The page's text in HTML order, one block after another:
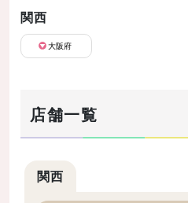
関西
大阪府
店舗一覧
関西